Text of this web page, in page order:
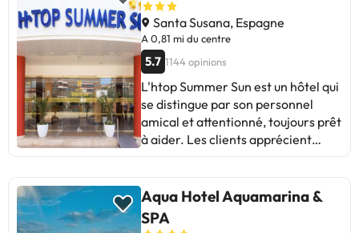
Santa Susana, Espagne
A 0,81 mi du centre
5.7 1144 opinions
L'htop Summer Sun est un hôtel qui
se distingue par son personnel
amical et attentionné, toujours prêt
à aider. Les clients apprécient
clients soulignent néanmoins que
les chambres pourraient bénéficier
d'un rafraîchissement, évoquant
Aqua Hotel Aquamarina &
SPA